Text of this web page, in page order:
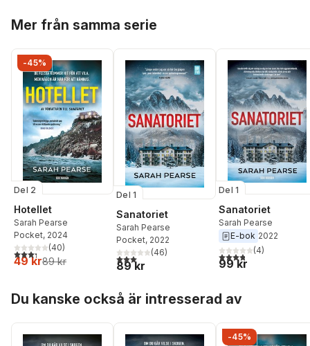
Mer från samma serie
-45%
Del 2
Hotellet
Sarah Pearse
Pocket, 2024
3,3utav 5 stjärnor. Totalt antal röster:
(40)
49 kr89 kr
Del 1
Sanatoriet
Sarah Pearse
Pocket, 2022
3,0utav 5 stjärnor. Totalt antal röster:
(46)
89 kr
Del 1
Sanatoriet
Sarah Pearse
E-bok 2022
3,8utav 5 stjärnor.
(4)
99 kr
Du kanske också är intresserad av
-45%